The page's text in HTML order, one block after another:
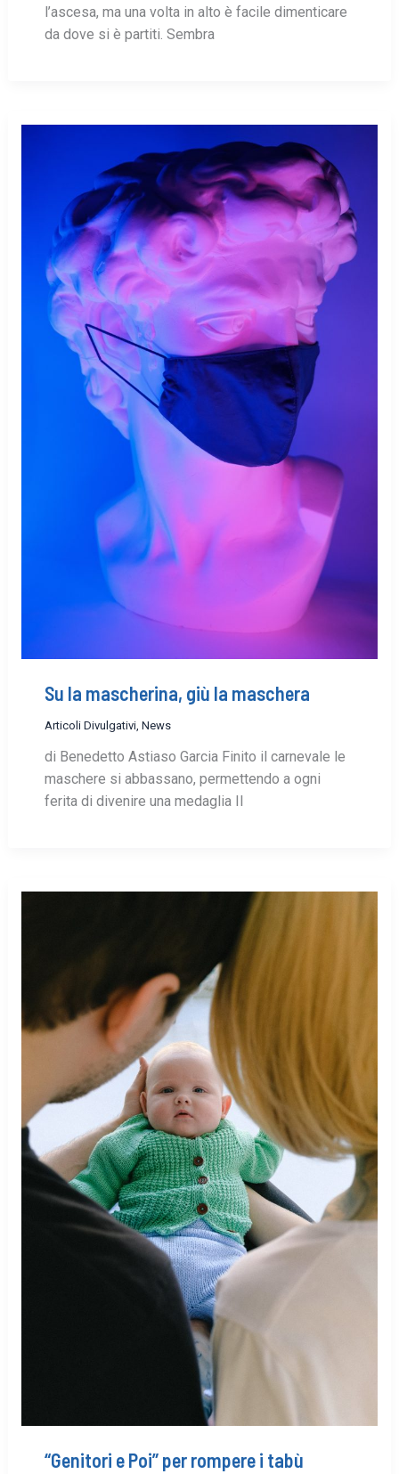
l’ascesa, ma una volta in alto è facile dimenticare
da dove si è partiti. Sembra
Su la mascherina, giù la maschera
Articoli Divulgativi, News
di Benedetto Astiaso Garcia Finito il carnevale le
maschere si abbassano, permettendo a ogni
ferita di divenire una medaglia Il
“Genitori e Poi” per rompere i tabù